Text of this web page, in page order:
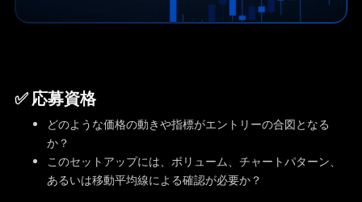
✅ 応募資格
どのような価格の動きや指標がエントリーの合図となる
か？
このセットアップには、ボリューム、チャートパターン、
あるいは移動平均線による確認が必要か？